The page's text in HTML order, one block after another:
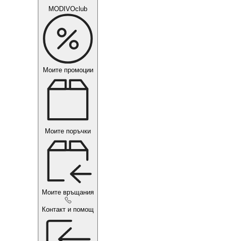
MODIVOclub
Моите промоции
Моите поръчки
Моите връщания
Контакт и помощ